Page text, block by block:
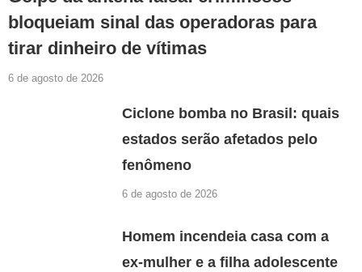
bloqueiam sinal das operadoras para
tirar dinheiro de vítimas
6 de agosto de 2026
Ciclone bomba no Brasil: quais
estados serão afetados pelo
fenômeno
6 de agosto de 2026
Homem incendeia casa com a
ex-mulher e a filha adolescente